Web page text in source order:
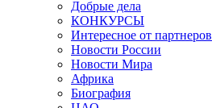
Добрые дела
КОНКУРСЫ
Интересное от партнеров
Новости России
Новости Мира
Африка
Биография